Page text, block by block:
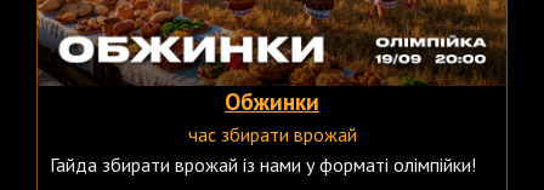
Обжинки
час збирати врожай
Гайда збирати врожай із нами у форматі олімпійки!